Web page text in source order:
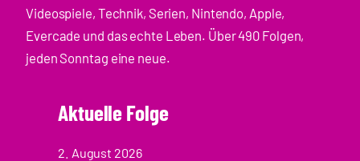
Videospiele, Technik, Serien, Nintendo, Apple,
Evercade und das echte Leben. Über 490 Folgen,
jeden Sonntag eine neue.
Aktuelle Folge
2. August 2026